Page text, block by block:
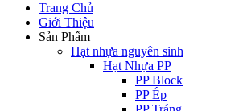
Trang Chủ
Giới Thiệu
Sản Phẩm
Hạt nhựa nguyên sinh
Hạt Nhựa PP
PP Block
PP Ép